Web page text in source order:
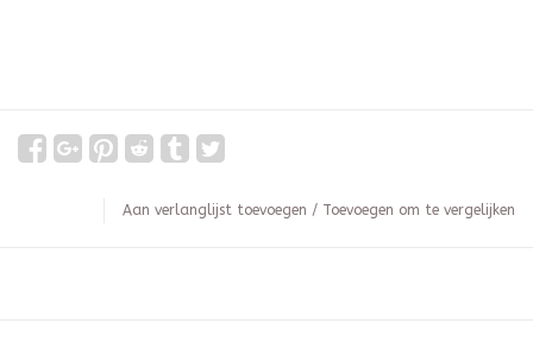
Aan verlanglijst toevoegen / Toevoegen om te vergelijken